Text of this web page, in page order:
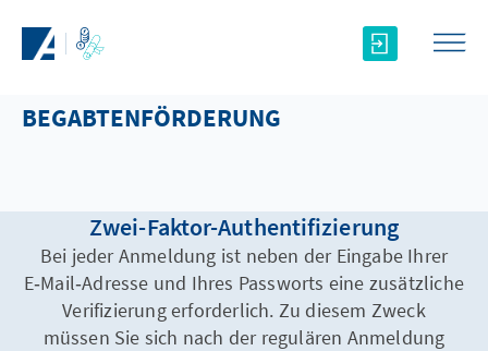
BEGABTENFÖRDERUNG
Zwei-Faktor-Authentifizierung
Bei jeder Anmeldung ist neben der Eingabe Ihrer
E‑Mail‑Adresse und Ihres Passworts eine zusätzliche
Verifizierung erforderlich. Zu diesem Zweck
müssen Sie sich nach der regulären Anmeldung